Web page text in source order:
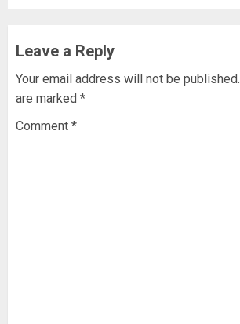
Leave a Reply
Your email address will not be published.
are marked *
Comment *